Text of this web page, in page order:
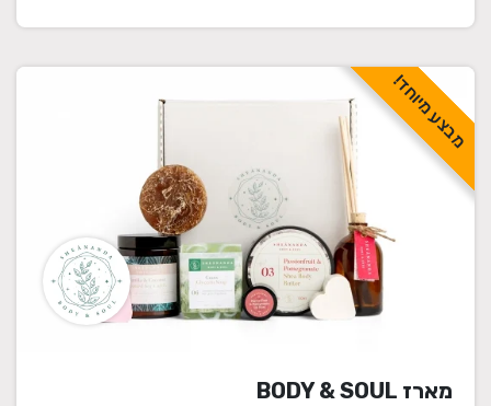
מבצע מיוחד!
מארז BODY & SOUL